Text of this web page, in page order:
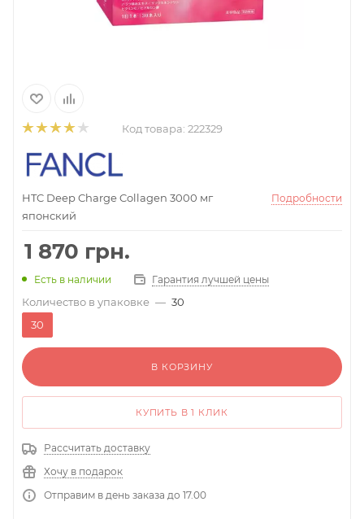
Код товара: 222329
HTC Deep Charge Collagen 3000 мг
японский
Подробности
1 870 грн.
Есть в наличии Гарантия лучшей цены
Количество в упаковке — 30
30
В КОРЗИНУ
КУПИТЬ В 1 КЛИК
Рассчитать доставку
Хочу в подарок
Отправим в день заказа до 17.00